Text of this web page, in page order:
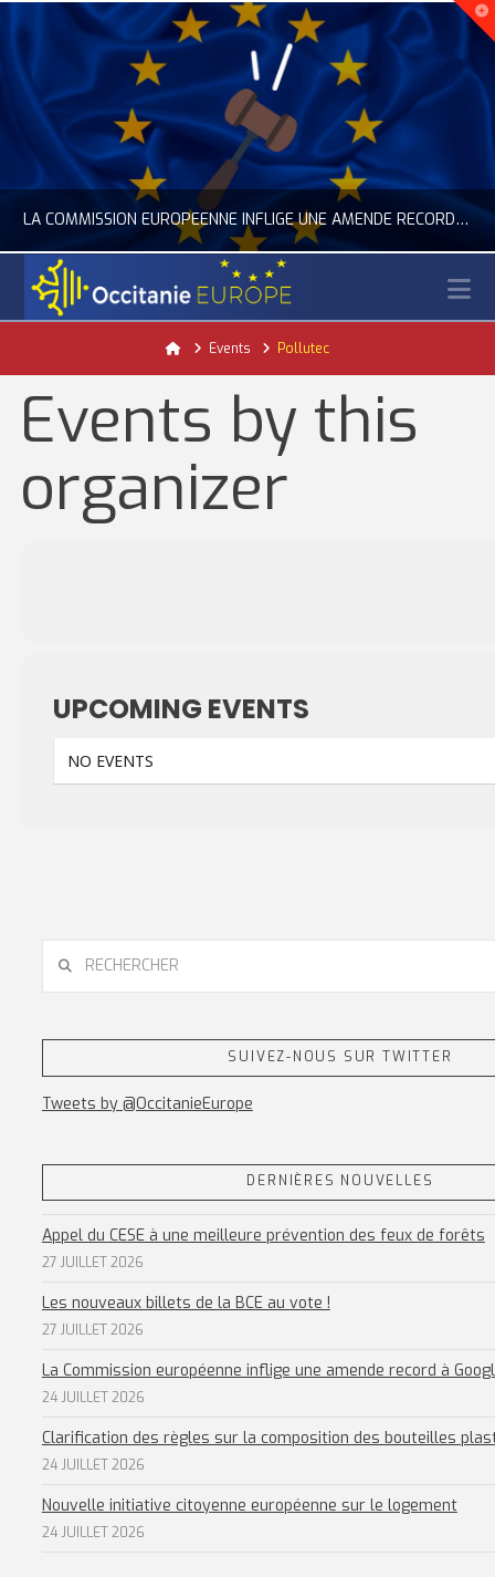
LA COMMISSION EUROPÉENNE INFLIGE UNE AMENDE RECORD À GOOGLE
ACTUALITÉ DE L'UNION EUROPÉENNE, ACTUALITÉ DE LA REPRÉSENTATION D’OCCITANIE EUROPE, NUMÉRIQUE- DIGITAL
JUILLET 24, 2026
HomeEvents Pollutec
Events by this
organizer
UPCOMING EVENTS
NO EVENTS
SUIVEZ-NOUS SUR TWITTER
Tweets by @OccitanieEurope
DERNIÈRES NOUVELLES
Appel du CESE à une meilleure prévention des feux de forêts
27 JUILLET 2026
Les nouveaux billets de la BCE au vote !
27 JUILLET 2026
La Commission européenne inflige une amende record à
24 JUILLET 2026
Clarification des règles sur la composition des bouteilles
24 JUILLET 2026
Nouvelle initiative citoyenne européenne sur le logement
24 JUILLET 2026